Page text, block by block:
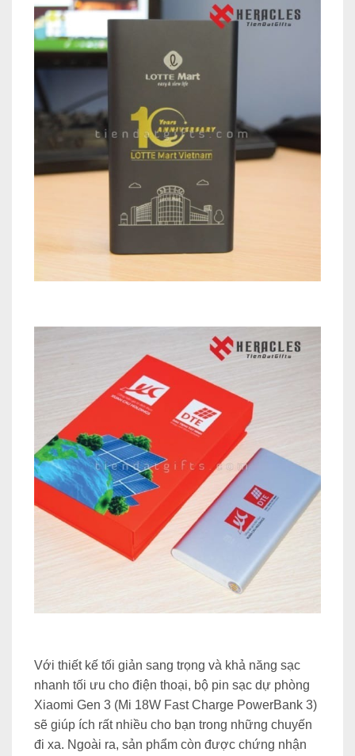
Với thiết kế tối giản sang trọng và khả năng sạc
nhanh tối ưu cho điện thoại, bộ pin sạc dự phòng
Xiaomi Gen 3 (Mi 18W Fast Charge PowerBank 3)
sẽ giúp ích rất nhiều cho bạn trong những chuyến
đi xa. Ngoài ra, sản phẩm còn được chứng nhận